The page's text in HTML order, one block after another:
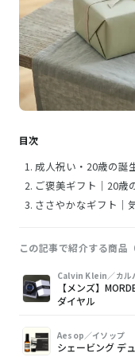
目次
成人祝い・20歳の誕
ご褒美ギフト｜20歳
ささやかなギフト｜
この記事で紹介する商品
画
像
商
品
購
入
Calvin Klein／カル
【メンズ】
ダイヤル
Aesop／イソップ
シェービング デ